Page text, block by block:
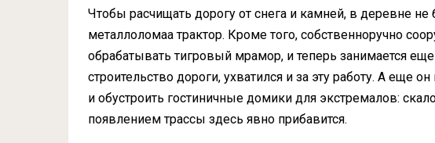
Чтобы расчищать дорогу от снега и камней, в деревне
металлоломаа трактор. Кроме того, собственноручно
обрабатывать тигровый мрамор, и теперь занимается
строительство дороги, ухватился и за эту работу. А еще
и обустроить гостиничные домики для экстремалов:
появлением трассы здесь явно прибавится.